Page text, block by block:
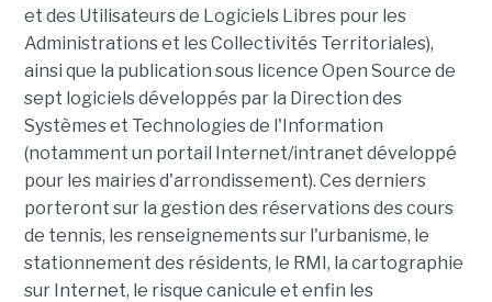
et des Utilisateurs de Logiciels Libres pour les
Administrations et les Collectivités Territoriales),
ainsi que la publication sous licence Open Source de
sept logiciels développés par la Direction des
Systèmes et Technologies de l'Information
(notamment un portail Internet/intranet développé
pour les mairies d'arrondissement). Ces derniers
porteront sur la gestion des réservations des cours
de tennis, les renseignements sur l'urbanisme, le
stationnement des résidents, le RMI, la cartographie
sur Internet, le risque canicule et enfin les